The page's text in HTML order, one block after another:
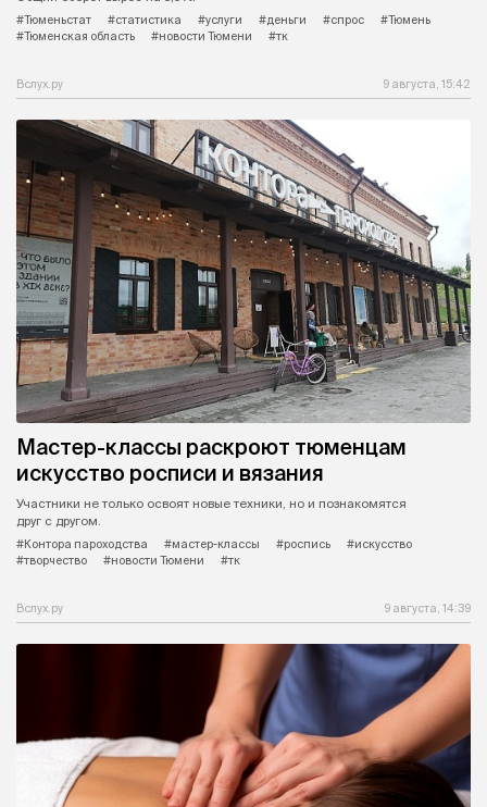
#Тюменьстат
#статистика #услуги #деньги #спрос
#Тюмень
#Тюменская область
#новости Тюмени #тк
Вслух.ру 9 августа, 15:42
Мастер-классы раскроют тюменцам
искусство росписи и вязания
Участники не только освоят новые техники, но и познакомятся
друг с другом.
#Контора пароходства
#мастер-классы #роспись
#искусство
#творчество
#новости Тюмени #тк
Вслух.ру 9 августа, 14:39